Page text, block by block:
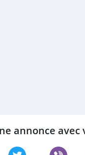
annonce avec